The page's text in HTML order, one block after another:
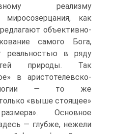
реализму
миросозерцания, как
объективно-
самого Бога,
реальностью в ряду
природы. Так
в аристотелевско-
— то же
«выше стоящее»
Основное
— глубже, нежели